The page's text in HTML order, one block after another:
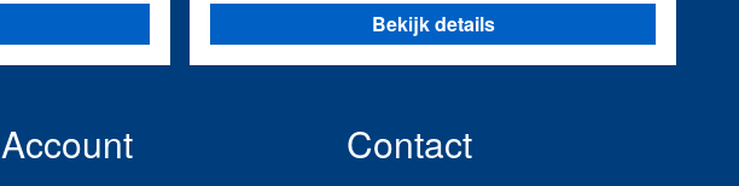
Bekijk details
Account Contact